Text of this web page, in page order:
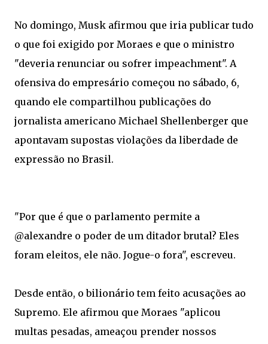
No domingo, Musk afirmou que iria publicar tudo
o que foi exigido por Moraes e que o ministro
"deveria renunciar ou sofrer impeachment". A
ofensiva do empresário começou no sábado, 6,
quando ele compartilhou publicações do
jornalista americano Michael Shellenberger que
apontavam supostas violações da liberdade de
expressão no Brasil.
"Por que é que o parlamento permite a
@alexandre o poder de um ditador brutal? Eles
foram eleitos, ele não. Jogue-o fora", escreveu.
Desde então, o bilionário tem feito acusações ao
Supremo. Ele afirmou que Moraes "aplicou
multas pesadas, ameaçou prender nossos